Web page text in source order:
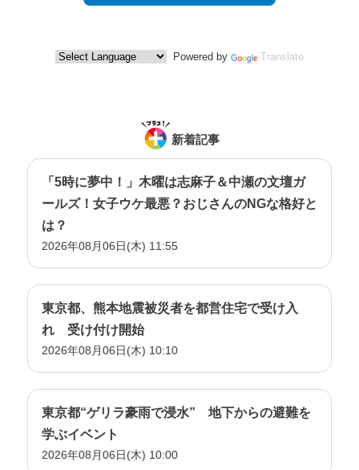
Powered by Translate
新着記事
「5時に夢中！」木曜は志麻子＆中瀬の文壇ガ
ールズ！女子ウケ最悪？おじさんのNGな格好と
は？
2026年08月06日(木) 11:55
東京都、熊本地震被災者を都営住宅で受け入
れ 受け付け開始
2026年08月06日(木) 10:10
東京都“ゲリラ豪雨で浸水” 地下からの避難を
学ぶイベント
2026年08月06日(木) 10:00